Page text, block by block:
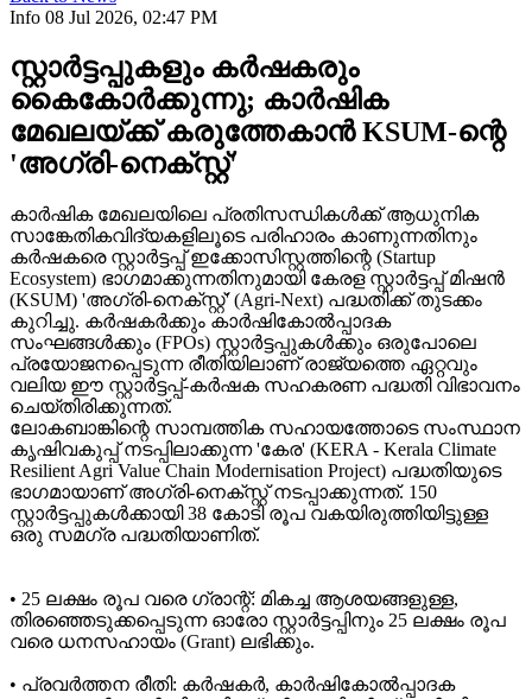
Info 08 Jul 2026, 02:47 PM
സ്റ്റാർട്ടപ്പുകളും കർഷകരും
കൈകോർക്കുന്നു; കാർഷിക
മേഖലയ്ക്ക് കരുത്തേകാൻ KSUM-ന്റെ
'അഗ്രി-നെക്സ്റ്റ്'
കാർഷിക മേഖലയിലെ പ്രതിസന്ധികൾക്ക് ആധുനിക
സാങ്കേതികവിദ്യകളിലൂടെ പരിഹാരം കാണുന്നതിനും
കർഷകരെ സ്റ്റാർട്ടപ്പ് ഇക്കോസിസ്റ്റത്തിന്റെ (Startup
Ecosystem) ഭാഗമാക്കുന്നതിനുമായി കേരള സ്റ്റാർട്ടപ്പ് മിഷൻ
(KSUM) 'അഗ്രി-നെക്സ്റ്റ്' (Agri-Next) പദ്ധതിക്ക് തുടക്കം
കുറിച്ചു. കർഷകർക്കും കാർഷികോൽപ്പാദക
സംഘങ്ങൾക്കും (FPOs) സ്റ്റാർട്ടപ്പുകൾക്കും ഒരുപോലെ
പ്രയോജനപ്പെടുന്ന രീതിയിലാണ് രാജ്യത്തെ ഏറ്റവും
വലിയ ഈ സ്റ്റാർട്ടപ്പ്-കർഷക സഹകരണ പദ്ധതി വിഭാവനം
ചെയ്തിരിക്കുന്നത്.
ലോകബാങ്കിന്റെ സാമ്പത്തിക സഹായത്തോടെ സംസ്ഥാന
കൃഷിവകുപ്പ് നടപ്പിലാക്കുന്ന 'കേര' (KERA - Kerala Climate
Resilient Agri Value Chain Modernisation Project) പദ്ധതിയുടെ
ഭാഗമായാണ് അഗ്രി-നെക്സ്റ്റ് നടപ്പാക്കുന്നത്. 150
സ്റ്റാർട്ടപ്പുകൾക്കായി 38 കോടി രൂപ വകയിരുത്തിയിട്ടുള്ള
ഒരു സമഗ്ര പദ്ധതിയാണിത്.
• 25 ലക്ഷം രൂപ വരെ ഗ്രാന്റ്: മികച്ച ആശയങ്ങളുള്ള,
തിരഞ്ഞെടുക്കപ്പെടുന്ന ഓരോ സ്റ്റാർട്ടപ്പിനും 25 ലക്ഷം രൂപ
വരെ ധനസഹായം (Grant) ലഭിക്കും.
• പ്രവർത്തന രീതി: കർഷകർ, കാർഷികോൽപ്പാദക